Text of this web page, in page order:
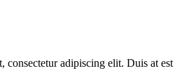
consectetur adipiscing elit. Duis at est